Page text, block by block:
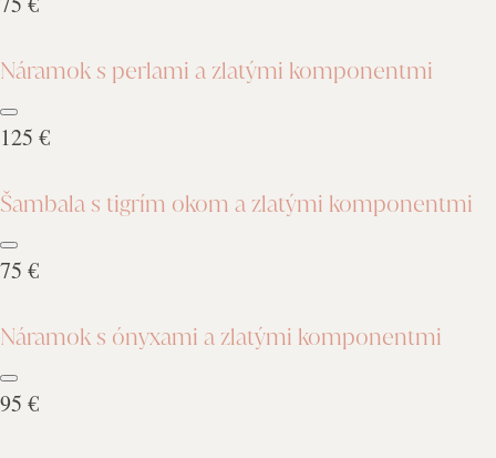
Náramok s perlami a zlatými komponentmi
125 €
Šambala s tigrím okom a zlatými komponentmi
75 €
Náramok s ónyxami a zlatými komponentmi
95 €